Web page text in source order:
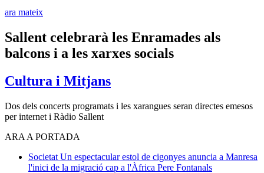
ara mateix
Sallent celebrarà les Enramades als
balcons i a les xarxes socials
Cultura i Mitjans
Dos dels concerts programats i les xarangues seran directes emesos
per internet i Ràdio Sallent
ARA A PORTADA
Societat Un espectacular estol de cigonyes anuncia a Manresa
l'inici de la migració cap a l'Àfrica Pere Fontanals